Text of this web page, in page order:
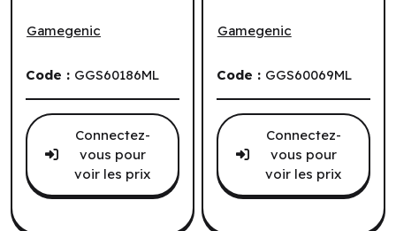
Lorwyn Eclipsed:
Gamegenic
Code : GGS60186ML
Connectez-
vous pour
voir les prix
Gamegenic
Code : GGS60069ML
Connectez-
vous pour
voir les prix